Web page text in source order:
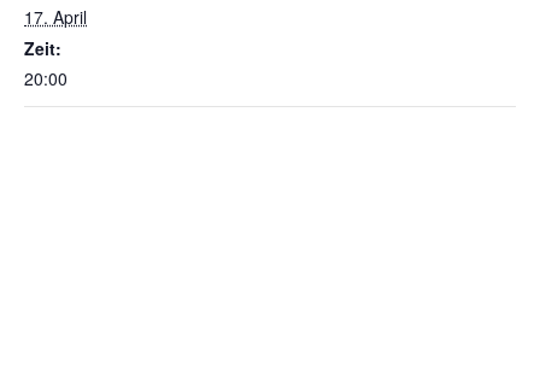
17. April
Zeit:
20:00